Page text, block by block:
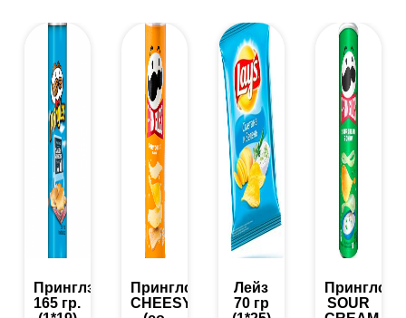
Принглз
165 гр.
Принглс
CHEESY
Лейз
70 гр
Принглс
SOUR